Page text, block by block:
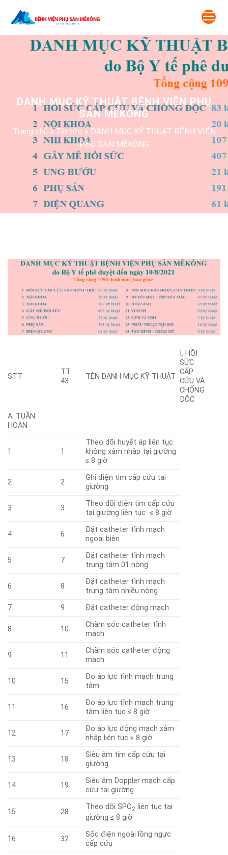
DANH MỤC KỸ THUẬT BỆNH VIỆN PHỤ
SẢN MÊKÔNG
Trang chủ »Tin tức » DANH MỤC KỸ THUẬT BỆNH VIỆN
PHỤ SẢN MÊKÔNG
STT
TT
43
TÊN DANH MỤC KỸ THUẬT
I. HỒI
SỨC
CẤP
CỨU VÀ
CHỐNG
ĐỘC
A. TUẦN
HOÀN
1 1
Theo dõi huyết áp liên tục
không xâm nhập tại giường
≤ 8 giờ
2 2
Ghi điện tim cấp cứu tại
giường
3 3
Theo dõi điện tim cấp cứu
tại giường liên tục ≤ 8 giờ
4 6
Đặt catheter tĩnh mạch
ngoại biên
5 7
Đặt catheter tĩnh mạch
trung tâm 01 nòng
6 8
Đặt catheter tĩnh mạch
trung tâm nhiều nòng
7
9 Đặt catheter động mạch
8 10
Chăm sóc catheter tĩnh
mạch
9 11
Chăm sóc catheter động
mạch
10 15
Đo áp lực tĩnh mạch trung
tâm
11 16
Đo áp lực tĩnh mạch trung
tâm liên tục ≤ 8 giờ
12 17
Đo áp lực động mạch xâm
nhập liên tục ≤ 8 giờ
13 18
Siêu âm tim cấp cứu tại
giư­ờng
14 19
Siêu âm Doppler mạch cấp
cứu tại giường
15 28
Theo dõi SPO2 liên tục tại
giường ≤ 8 giờ
16 32
Sốc điện ngoài lồng ngực
cấp cứu